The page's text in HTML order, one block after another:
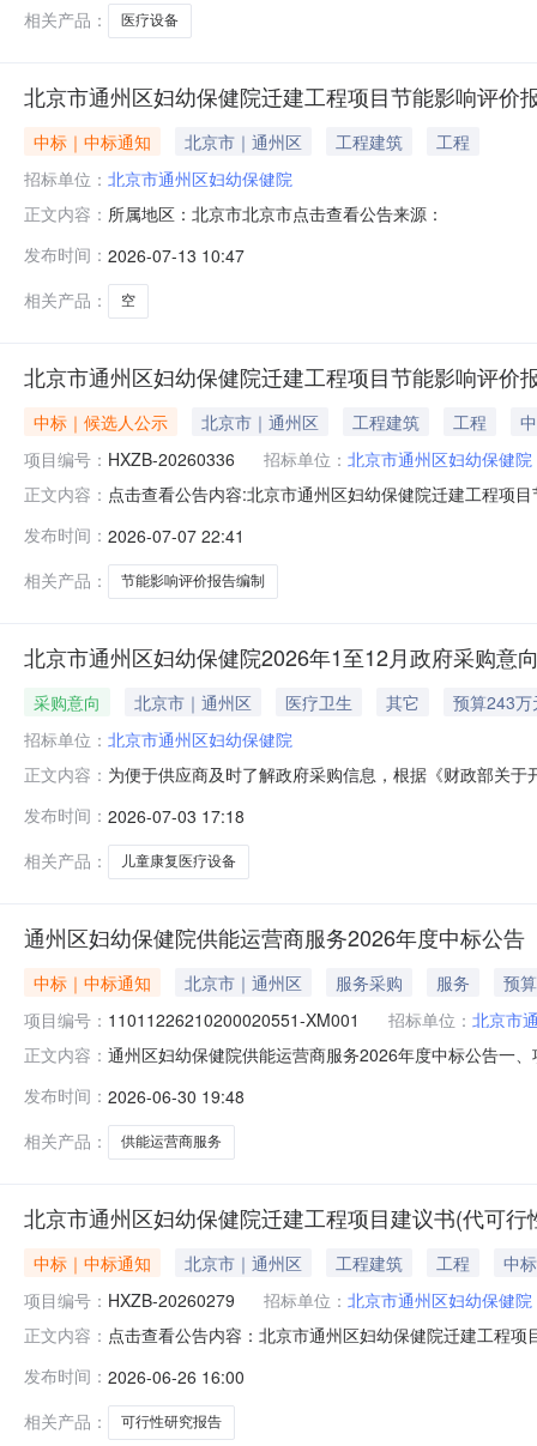
相关产品：
医疗设备
北京市通州区妇幼保健院迁建工程项目节能影响评价
中标｜中标通知 北京市｜通州区 工程建筑
工程
招标单位： 北京市通州区妇幼保健院
正文内容： 所属地区：北京市北京市点击查看公告来源：
发布时间： 2026-07-13 10:47
相关产品：
空
北京市通州区妇幼保健院迁建工程项目节能影响评价
中标｜候选人公示 北京市｜通州区 工程建筑 工程
项目编号： HXZB-20260336 招标单位： 北京市通州区妇幼保健院
正文内容： 点击查看公告内容:北京市通州区妇幼保健院迁建工程项
发布时间： 2026-07-07 22:41
相关产品：
节能影响评价报告编制
北京市通州区妇幼保健院2026年1至12月政府采购意
采购意向 北京市｜通州区 医疗卫生 其它
预算243万
招标单位： 北京市通州区妇幼保健院
正文内容： 为便于供应商及时了解政府采购信息，根据《财政部关
采购目标：提升我院综合服务能力，满足临床诊疗需求,
购项目情况以相
发布时间： 2026-07-03 17:18
相关产品：
儿童康复医疗设备
通州区妇幼保健院供能运营商服务2026年度中标公告
中标｜中标通知 北京市｜通州区 服务采购 服务
预
项目编号： 11011226210200020551-XM001 招标单位： 北京市
正文内容： 通州区妇幼保健院供能运营商服务2026年度中标公告一
区良乡长虹西路翠柳东街1号—1082（集群注册）中标金
乡长
发布时间： 2026-06-30 19:48
相关产品：
供能运营商服务
北京市通州区妇幼保健院迁建工程项目建议书(代可
中标｜中标通知 北京市｜通州区 工程建筑 工程
中
项目编号： HXZB-20260279 招标单位： 北京市通州区妇幼保健院
正文内容： 点击查看公告内容：北京市通州区妇幼保健院迁建工程
发布时间： 2026-06-26 16:00
相关产品：
可行性研究报告